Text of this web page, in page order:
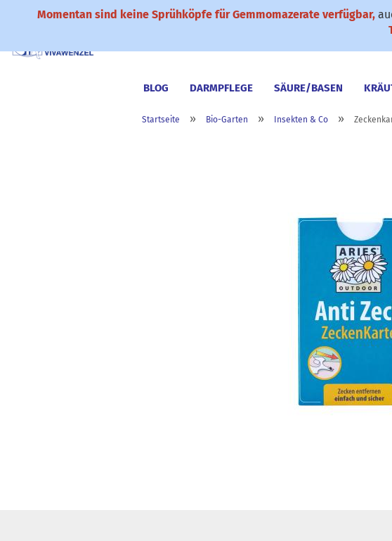
Momentan sind keine Sprühköpfe für Gemmomazerate verfügbar,
BLOG DARMPFLEGE SÄURE/BASEN
Startseite » Bio-Garten » Insekten & Co »